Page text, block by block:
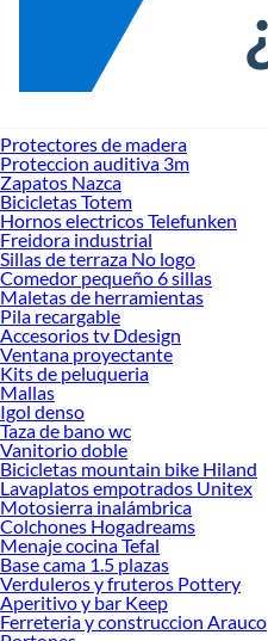
Protectores de madera
Proteccion auditiva 3m
Zapatos Nazca
Bicicletas Totem
Hornos electricos Telefunken
Freidora industrial
Sillas de terraza No logo
Comedor pequeño 6 sillas
Maletas de herramientas
Pila recargable
Accesorios tv Ddesign
Ventana proyectante
Kits de peluqueria
Mallas
Igol denso
Taza de bano wc
Vanitorio doble
Bicicletas mountain bike Hiland
Lavaplatos empotrados Unitex
Motosierra inalámbrica
Colchones Hogadreams
Menaje cocina Tefal
Base cama 1.5 plazas
Verduleros y fruteros Pottery
Aperitivo y bar Keep
Ferreteria y construccion Arauco